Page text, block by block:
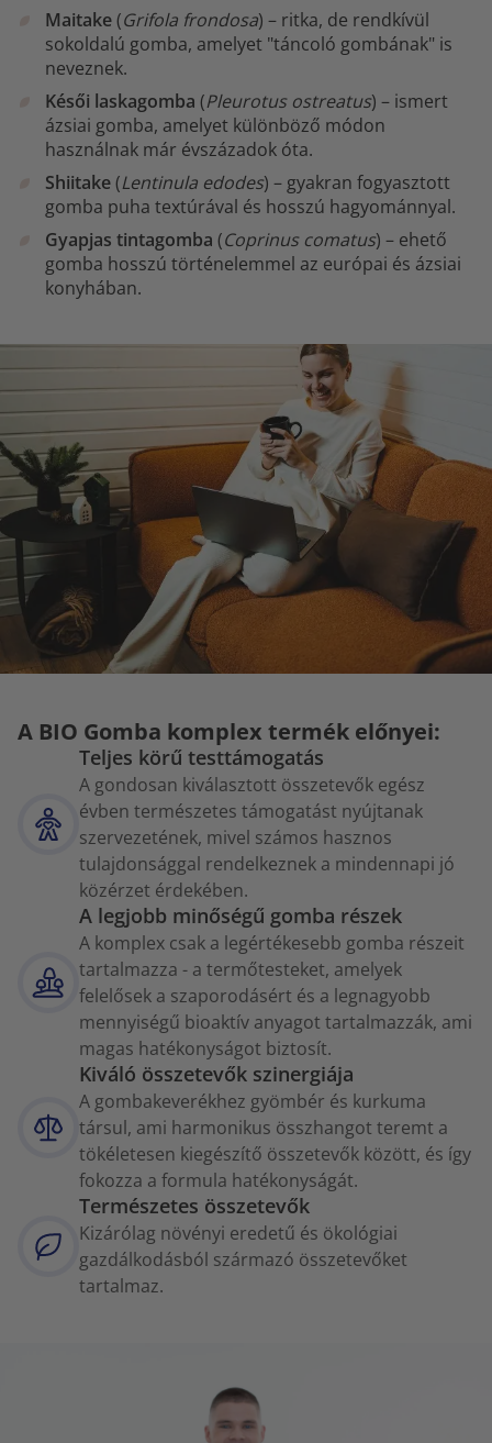
Maitake(Grifola frondosa) – ritka, de rendkívül
sokoldalú gomba, amelyet "táncoló gombának" is
neveznek.
Késői laskagomba (Pleurotus ostreatus) – ismert
ázsiai gomba, amelyet különböző módon
használnak már évszázadok óta.
Shiitake(Lentinula edodes) – gyakran fogyasztott
gomba puha textúrával és hosszú hagyománnyal.
Gyapjas tintagomba (Coprinus comatus) – ehető
gomba hosszú történelemmel az európai és ázsiai
konyhában.
A BIO Gomba komplex termék előnyei:
Teljes körű testtámogatás
A gondosan kiválasztott összetevők egész
évben természetes támogatást nyújtanak
szervezetének, mivel számos hasznos
tulajdonsággal rendelkeznek a mindennapi jó
közérzet érdekében.
A legjobb minőségű gomba részek
A komplex csak a legértékesebb gomba részeit
tartalmazza - a termőtesteket, amelyek
felelősek a szaporodásért és a legnagyobb
mennyiségű bioaktív anyagot tartalmazzák, ami
magas hatékonyságot biztosít.
Kiváló összetevők szinergiája
A gombakeverékhez gyömbér és kurkuma
társul, ami harmonikus összhangot teremt a
tökéletesen kiegészítő összetevők között, és így
fokozza a formula hatékonyságát.
Természetes összetevők
Kizárólag növényi eredetű és ökológiai
gazdálkodásból származó összetevőket
tartalmaz.